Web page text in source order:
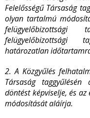
Felelősségű Társaság
olyan tartalmú
felügyelőbizottsági
határozatlan
2. A Közgyűlés
Társaság
döntést képviselje, és
módosítását aláírja.